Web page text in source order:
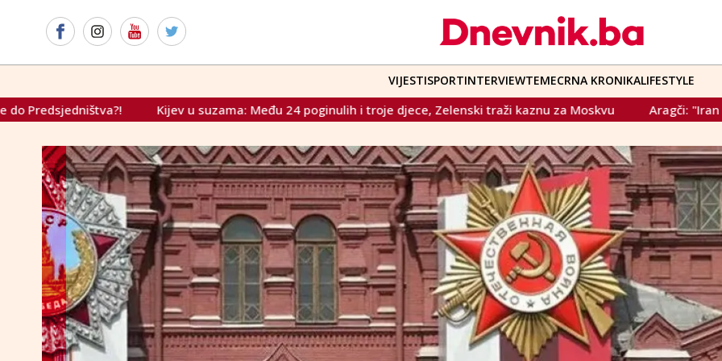
VIJESTISPORTINTERVIEWTEMECRNA KRONIKALIFESTYLE
u suzama: Među 24 poginulih i troje djece, Zelenski traži kaznu za Moskvu Aragči: "Iran nema povjerenja u SAD,